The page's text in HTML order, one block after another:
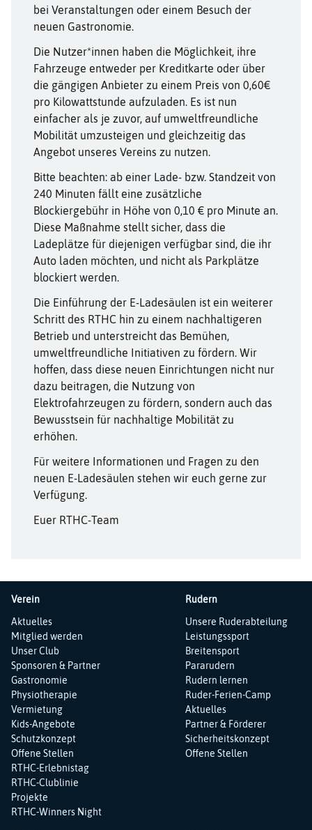
bei Veranstaltungen oder einem Besuch der
neuen Gastronomie.
Die Nutzer*innen haben die Möglichkeit, ihre
Fahrzeuge entweder per Kreditkarte oder über
die gängigen Anbieter zu einem Preis von 0,60€
pro Kilowattstunde aufzuladen. Es ist nun
einfacher als je zuvor, auf umweltfreundliche
Mobilität umzusteigen und gleichzeitig das
Angebot unseres Vereins zu nutzen.
Bitte beachten: ab einer Lade- bzw. Standzeit von
240 Minuten fällt eine zusätzliche
Blockiergebühr in Höhe von 0,10 € pro Minute an.
Diese Maßnahme stellt sicher, dass die
Ladeplätze für diejenigen verfügbar sind, die ihr
Auto laden möchten, und nicht als Parkplätze
blockiert werden.
Die Einführung der E-Ladesäulen ist ein weiterer
Schritt des RTHC hin zu einem nachhaltigeren
Betrieb und unterstreicht das Bemühen,
umweltfreundliche Initiativen zu fördern. Wir
hoffen, dass diese neuen Einrichtungen nicht nur
dazu beitragen, die Nutzung von
Elektrofahrzeugen zu fördern, sondern auch das
Bewusstsein für nachhaltige Mobilität zu
erhöhen.
Für weitere Informationen und Fragen zu den
neuen E-Ladesäulen stehen wir euch gerne zur
Verfügung.
Euer RTHC-Team
Verein
Navigation
überspringen
Aktuelles
Mitglied werden
Unser Club
Sponsoren & Partner
Gastronomie
Physiotherapie
Vermietung
Kids-Angebote
Schutzkonzept
Offene Stellen
RTHC-Erlebnistag
RTHC-Clublinie
Projekte
RTHC-Winners Night
Rudern
Navigation
überspringen
Unsere Ruderabteilung
Leistungssport
Breitensport
Pararudern
Rudern lernen
Ruder-Ferien-Camp
Aktuelles
Partner & Förderer
Sicherheitskonzept
Offene Stellen